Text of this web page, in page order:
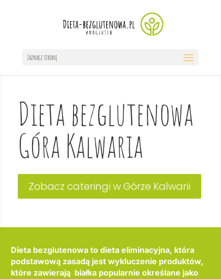
Zaznacz stronę
Dieta bezglutenowa
Góra Kalwaria
Zobacz cateringi w Górze Kalwarii
Dieta bezglutenowa to dieta eliminacyjna, która
podstawową zasadą jest wykluczenie produktów,
które zawierają białka popularnie określane jako